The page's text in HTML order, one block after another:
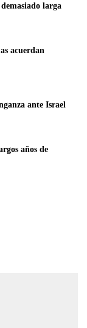
larga
acuerdan
ante Israel
años de